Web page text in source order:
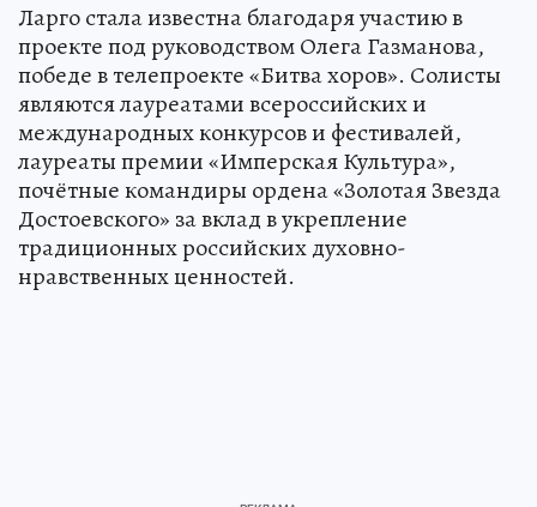
Ларго стала известна благодаря участию в
проекте под руководством Олега Газманова,
победе в телепроекте «Битва хоров». Солисты
являются лауреатами всероссийских и
международных конкурсов и фестивалей,
лауреаты премии «Имперская Культура»,
почётные командиры ордена «Золотая Звезда
Достоевского» за вклад в укрепление
традиционных российских духовно-
нравственных ценностей.